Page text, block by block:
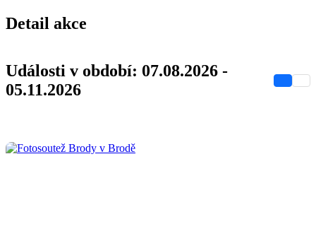
Detail akce
Události v období: 07.08.2026 -
05.11.2026